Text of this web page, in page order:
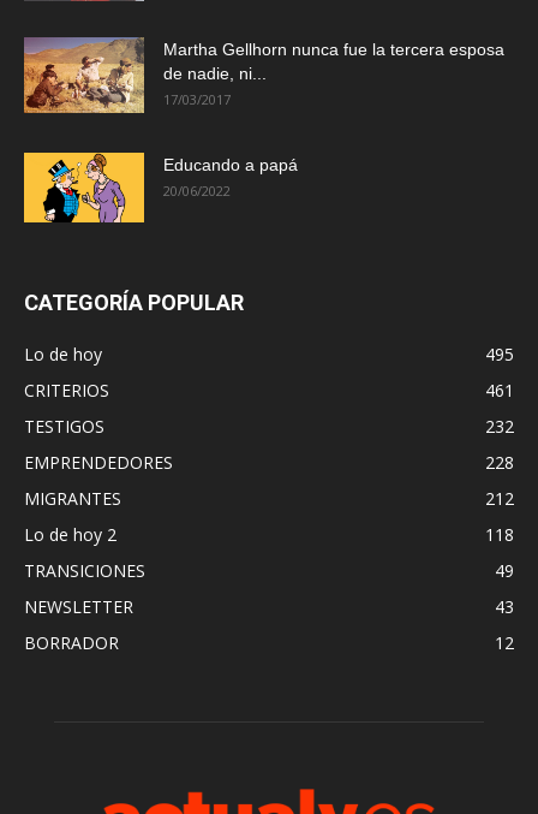
Martha Gellhorn nunca fue la tercera esposa
de nadie, ni...
17/03/2017
Educando a papá
20/06/2022
CATEGORÍA POPULAR
Lo de hoy
495
CRITERIOS
461
TESTIGOS
232
EMPRENDEDORES
228
MIGRANTES
212
Lo de hoy 2
118
TRANSICIONES
49
NEWSLETTER
43
BORRADOR
12